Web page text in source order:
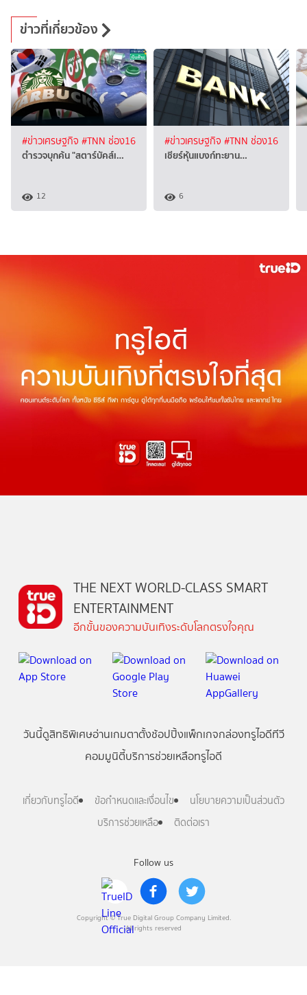
ข่าวที่เกี่ยวข้อง
#ข่าวเศรษฐกิจ #TNN ช่อง16
ตำรวจบุกค้น "สตาร์บัคส์เ…
12
#ข่าวเศรษฐกิจ #TNN ช่อง16
เชียร์หุ้นแบงก์ทะยาน…
6
Follow us
Copyright © True Digital Group Company Limited.
All rights reserved
THE NEXT WORLD-CLASS SMART
ENTERTAINMENT
อีกขั้นของความบันเทิงระดับโลกตรงใจคุณ
วันนี้ดูสิทธิพิเศษอ่านเกมตาตั้งช้อปปิ้งแพ็กเกจกล่องทรูไอดีทีวี
คอมมูนิตี้บริการช่วยเหลือทรูไอดี
เกี่ยวกับทรูไอดี ข้อกำหนดและเงื่อนไข
นโยบายความเป็นส่วนตัว
บริการช่วยเหลือ
ติดต่อเรา